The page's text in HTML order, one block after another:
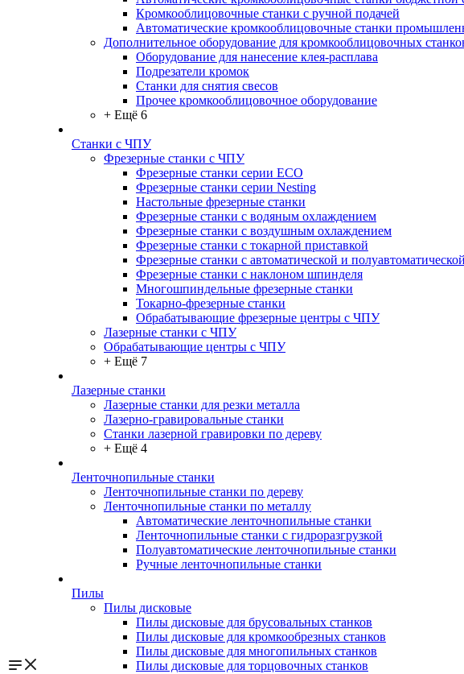
Кромкооблицовочные станки с ручной подачей
Автоматические кромкооблицовочные станки
Дополнительное оборудование для кромкооблицовочных
Оборудование для нанесение клея-расплава
Подрезатели кромок
Станки для снятия свесов
Прочее кромкооблицовочное оборудование
+ Ещё 6
Станки с ЧПУ
Фрезерные станки с ЧПУ
Фрезерные станки серии ECO
Фрезерные станки серии Nesting
Настольные фрезерные станки
Фрезерные станки с водяным охлаждением
Фрезерные станки с воздушным охлаждением
Фрезерные станки с токарной приставкой
Фрезерные станки с автоматической и
Фрезерные станки с наклоном шпинделя
Многошпиндельные фрезерные станки
Токарно-фрезерные станки
Обрабатывающие фрезерные центры с ЧПУ
Лазерные станки с ЧПУ
Обрабатывающие центры с ЧПУ
+ Ещё 7
Лазерные станки
Лазерные станки для резки металла
Лазерно-гравировальные станки
Станки лазерной гравировки по дереву
+ Ещё 4
Ленточнопильные станки
Ленточнопильные станки по дереву
Ленточнопильные станки по металлу
Автоматические ленточнопильные станки
Ленточнопильные станки с гидроразгрузкой
Полуавтоматические ленточнопильные станки
Ручные ленточнопильные станки
Пилы
Пилы дисковые
Пилы дисковые для брусовальных станков
Пилы дисковые для кромкообрезных станков
Пилы дисковые для многопильных станков
Пилы дисковые для торцовочных станков